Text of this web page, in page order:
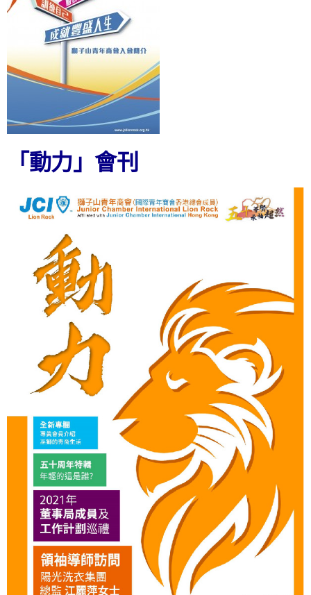
「動力」會刊